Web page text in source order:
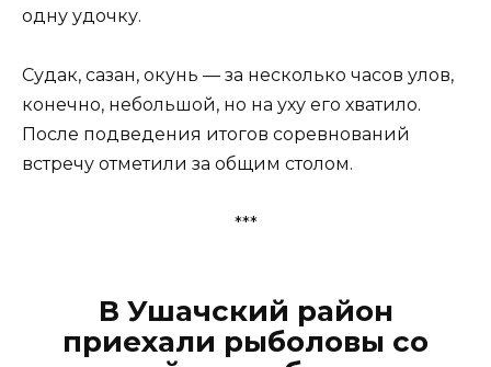
одну удочку.
Судак, сазан, окунь — за несколько часов улов,
конечно, небольшой, но на уху его хватило.
После подведения итогов соревнований
встречу отметили за общим столом.
***
В Ушачский район
приехали рыболовы со